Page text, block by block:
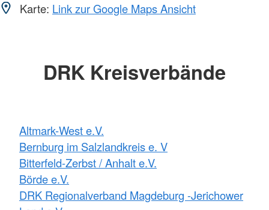
Karte: Link zur Google Maps Ansicht
DRK Kreisverbände
Altmark-West e.V.
Bernburg im Salzlandkreis e. V
Bitterfeld-Zerbst / Anhalt e.V.
Börde e.V.
DRK Regionalverband Magdeburg -Jerichower